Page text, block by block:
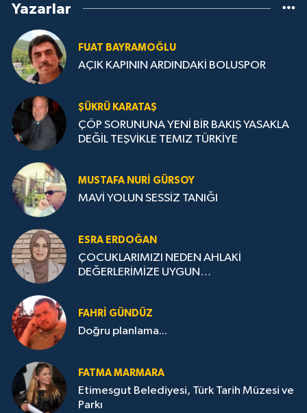
Yazarlar
FUAT BAYRAMOĞLU
AÇIK KAPININ ARDINDAKİ BOLUSPOR
ŞÜKRÜ KARATAŞ
ÇÖP SORUNUNA YENİ BİR BAKIŞ YASAKLA
DEĞİL TEŞVİKLE TEMIZ TÜRKİYE
MUSTAFA NURI GÜRSOY
MAVİ YOLUN SESSİZ TANIĞI
ESRA ERDOĞAN
ÇOCUKLARIMIZI NEDEN AHLAKİ
DEĞERLERİMİZE UYGUN
FAHRI GÜNDÜZ
Doğru planlama...
FATMA MARMARA
Etimesgut Belediyesi, Türk Tarih Müzesi ve
Parkı